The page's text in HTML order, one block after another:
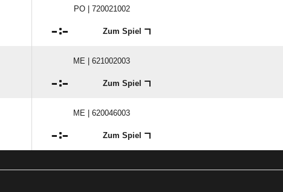
PO | 720021002
: Zum Spiel
ME | 621002003
: Zum Spiel
ME | 620046003
: Zum Spiel